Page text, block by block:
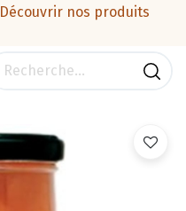
Découvrir nos produits